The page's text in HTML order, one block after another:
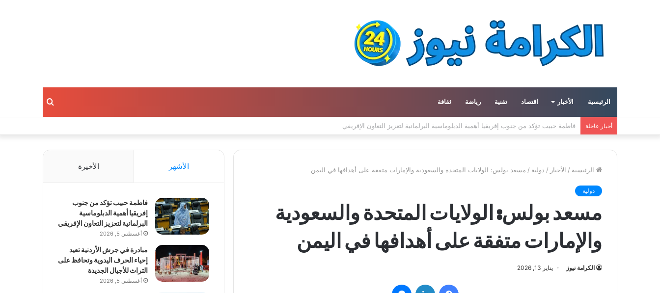
الرئيسية الأخبار اقتصاد تقنية رياضة ثقافة بحث
أخبار عاجلة مبادرة في جرش الأردنية تعيد إحياء الحرف اليدوية وتحافظ على التراث للأجيال الجديدة
الرئيسية / الأخبار / دولية / مسعد بولس: الولايات المتحدة والسعودية والإمارات متفقة على أهدافها في اليمن
دولية
مسعد بولس: الولايات المتحدة والسعودية
والإمارات متفقة على أهدافها في اليمن
الكرامة نيوز يناير 13, 2026
فيسبوك لينكدإن
الأشهر الأخيرة
فاطمة حبيب تؤكد من جنوب
إفريقيا أهمية الدبلوماسية
البرلمانية لتعزيز التعاون الإفريقي
أغسطس 5, 2026
مبادرة في جرش الأردنية تعيد
إحياء الحرف اليدوية وتحافظ على
التراث للأجيال الجديدة
أغسطس 5, 2026